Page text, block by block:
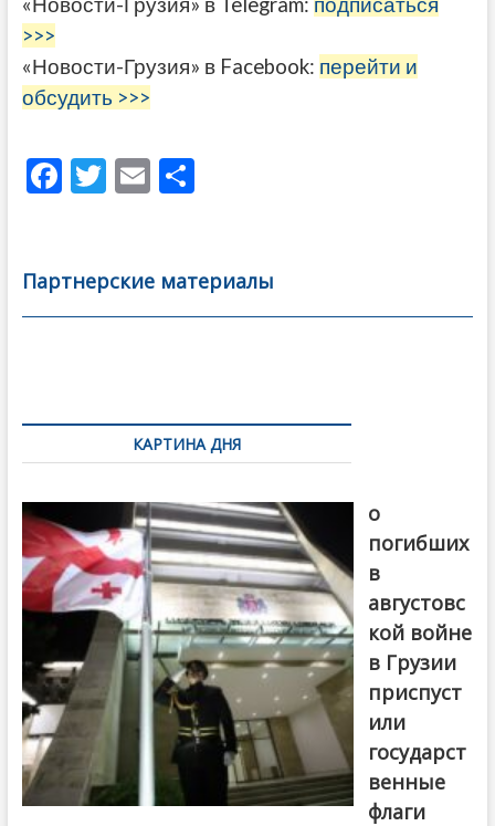
«Новости-Грузия» в Telegram: подписаться
>>>
«Новости-Грузия» в Facebook: перейти и
обсудить >>>
F
b
o
T
er
E
l
О
а
в
Партнерские материалы
по
записямКАРТИНА ДНЯ
о
погибших
в
августовс
кой войне
в Грузии
приспуст
или
государст
венные
флаги